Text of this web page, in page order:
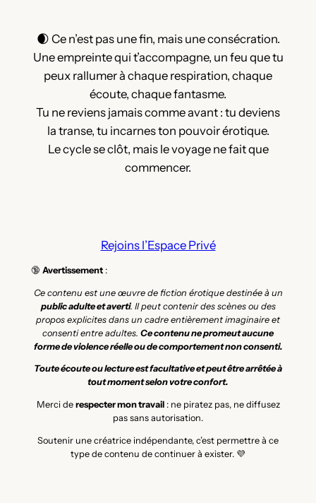
🌒 Ce n’est pas une fin, mais une consécration.
Une empreinte qui t’accompagne, un feu que tu
peux rallumer à chaque respiration, chaque
écoute, chaque fantasme.
Tu ne reviens jamais comme avant : tu deviens
la transe, tu incarnes ton pouvoir érotique.
Le cycle se clôt, mais le voyage ne fait que
commencer.
Rejoins l’Espace Privé
🔞 Avertissement:
Ce contenu est une œuvre de fiction érotique destinée à un
public adulte et averti. Il peut contenir des scènes ou des
propos explicites dans un cadre entièrement imaginaire et
consenti entre adultes. Ce contenu ne promeut aucune
forme de violence réelle ou de comportement non consenti.
Toute écoute ou lecture est facultative et peut être arrêtée à
tout moment selon votre confort.
Merci de respecter mon travail: ne piratez pas, ne diffusez
pas sans autorisation.
Soutenir une créatrice indépendante, c’est permettre à ce
type de contenu de continuer à exister. 💜